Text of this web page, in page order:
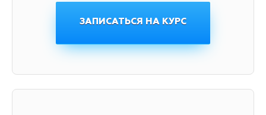
ЗАПИСАТЬСЯ НА КУРС